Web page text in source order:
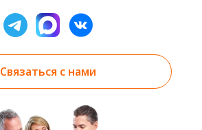
Связаться с нами